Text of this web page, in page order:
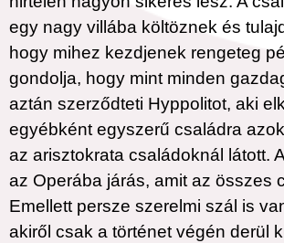
egy nagy villába költöznek és
hogy mihez kezdjenek rengeteg
gondolja, hogy mint minden
aztán szerződteti Hyppolitot, aki
egyébként egyszerű családra
az arisztokrata családoknál látott.
az Operába járás, amit az összes
Emellett persze szerelmi szál is
akiről csak a történet végén derül